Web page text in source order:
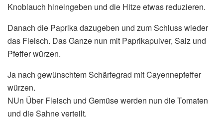
Knoblauch hineingeben und die Hitze etwas reduzieren.
Danach die Paprika dazugeben und zum Schluss wieder
das Fleisch. Das Ganze nun mit Paprikapulver, Salz und
Pfeffer würzen.
Ja nach gewünschtem Schärfegrad mit Cayennepfeffer
würzen.
NUn Über Fleisch und Gemüse werden nun die Tomaten
und die Sahne verteilt.